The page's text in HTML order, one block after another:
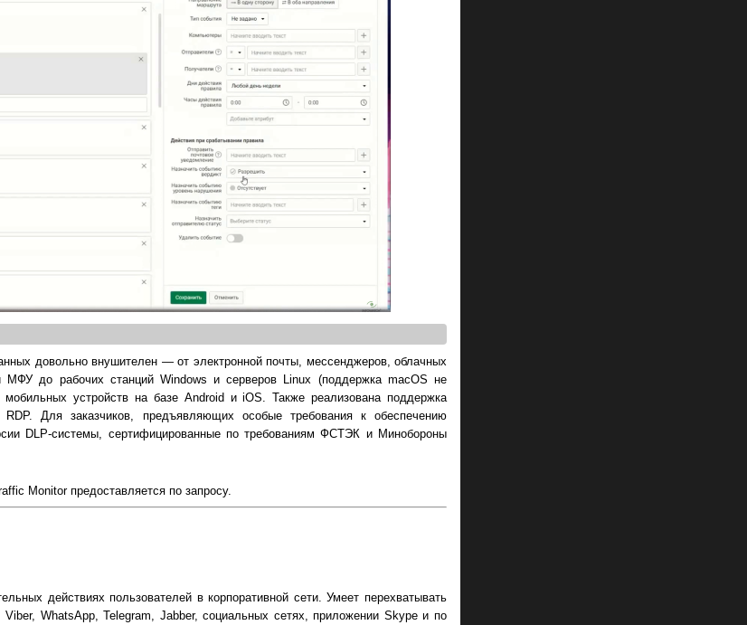
довольно внушителен — от электронной почты, мессенджеров, облачных
МФУ до рабочих станций Windows и серверов Linux (поддержка macOS не
устройств на базе Android и iOS. Также реализована поддержка
Для заказчиков, предъявляющих особые требования к обеспечению
DLP-системы, сертифицированные по требованиям ФСТЭК и Минобороны
Monitor предоставляется по запросу.
действиях пользователей в корпоративной сети. Умеет перехватывать
WhatsApp, Telegram, Jabber, социальных сетях, приложении Skype и по